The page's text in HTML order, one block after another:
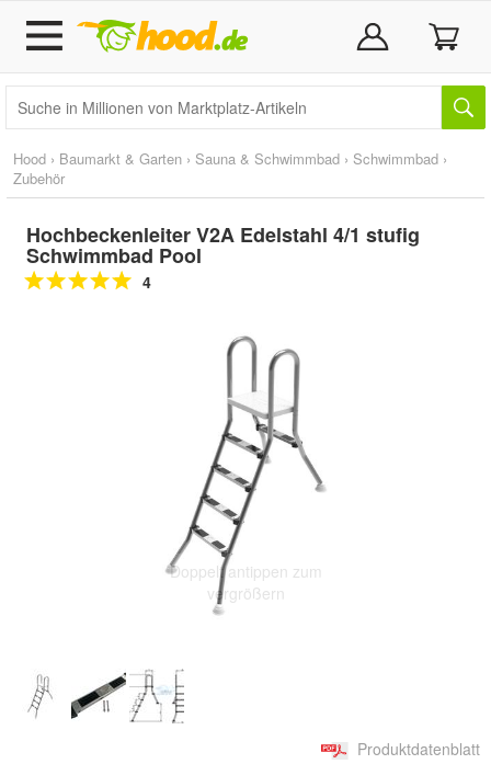
Hood › Baumarkt & Garten › Sauna & Schwimmbad › Schwimmbad ›
Zubehör
Hochbeckenleiter V2A Edelstahl 4/1 stufig
Schwimmbad Pool
4
Doppelt antippen zum
vergrößern
Produktdatenblatt